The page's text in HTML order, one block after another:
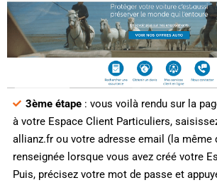
3ème étape: vous voilà rendu sur la
à votre Espace Client Particuliers,
allianz.fr ou votre adresse email (la même
renseignée lorsque vous avez créé votre
Puis, précisez votre mot de passe et